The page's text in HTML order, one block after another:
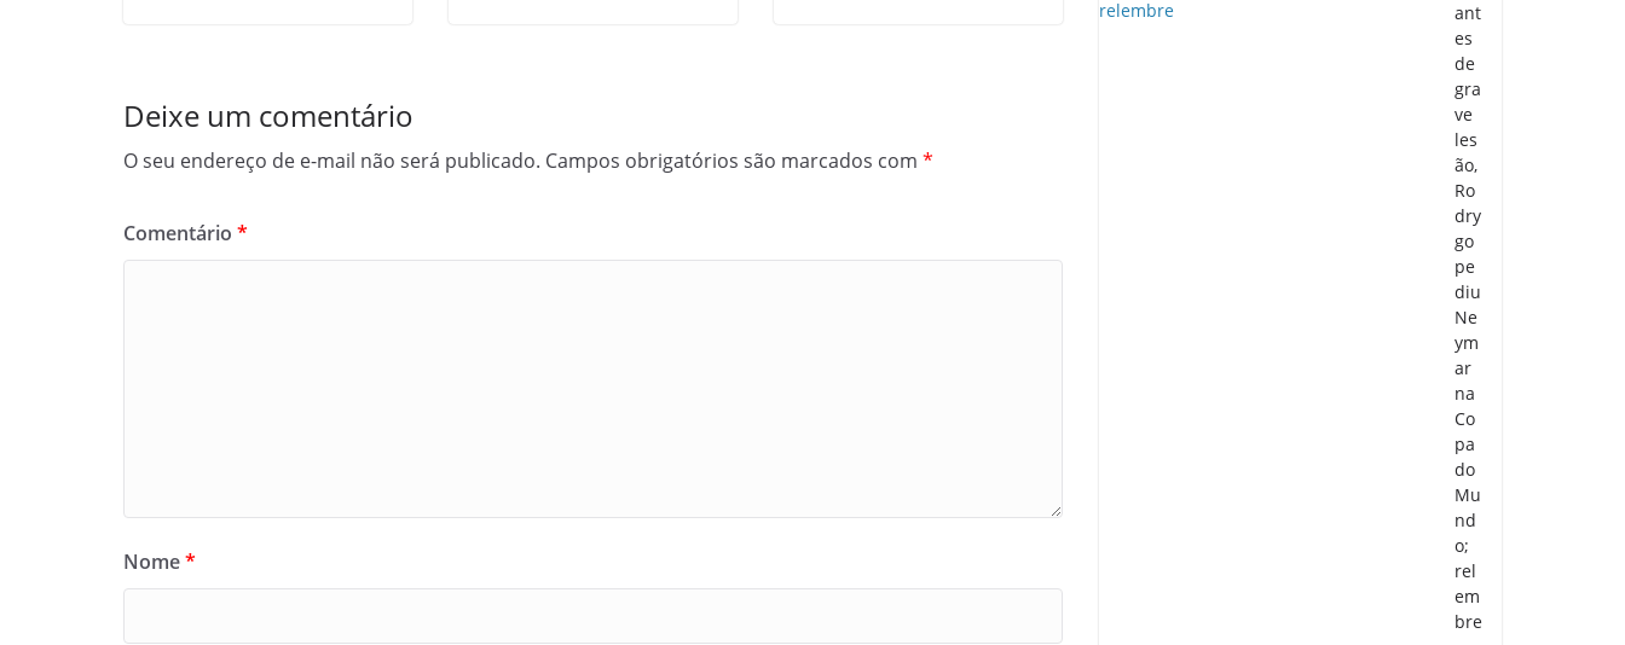
Deixe um comentário
O seu endereço de e-mail não será publicado. Campos obrigatórios são marcados com *
Comentário *
Nome*
ant
es
de
gra
ve
les
ão,
Ro
dry
go
pe
diu
Ne
ym
ar
na
Co
pa
do
Mu
nd
o;
rel
em
bre